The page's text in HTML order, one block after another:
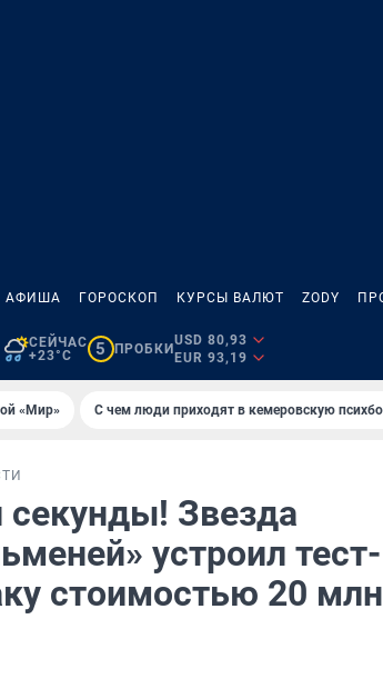
АФИША ГОРОСКОП КУРСЫ ВАЛЮТ ZODY
СЕЙЧАС
+23°C
5 ПРОБКИ
USD 80,93
EUR 93,19
«Мир» С чем люди приходят в кемеровскую
секунды! Звезда
устроил тест-
стоимостью 20 млн